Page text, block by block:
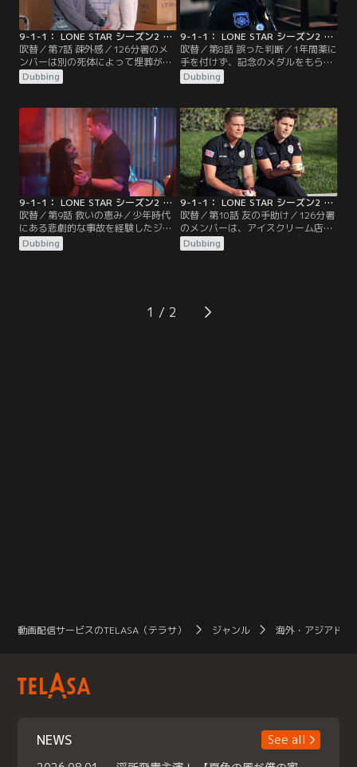
事態に直面。
9-1-1： LONE STAR シーズン2 第07話／吹替
吹替／第7話 疎外感／126分署のメ
ンバーは別の死体によって埋葬が台
無しになった葬儀場、さらにMRIが
故障した病院に到着する。グウィン
オーウェンは家に居場所がないよう
に感じるのだった。そしてベガ家で
は、夫チャールズがワンオペで家庭
を切り盛りするようになると、トミ
ーも疎外感を感じるように。
Dubbing
9-1-1： LONE STAR シーズン2 第08話／吹替
吹替／第8話 誤った判断／1年間薬に
手を付けず、記念のメダルをもらっ
たTKは同僚や家族と祝うことに。皆
に感謝の気持ちを伝えるスピーチ
が…。そんな中、脅されているとい
う銀行強盗の話を信じて、その男を
逃がしてしまったカルロスは停職処
分となってしまう。
Dubbing
9-1-1： LONE STAR シーズン2 第09話／吹替
吹替／第9話 救いの恵み／少年時代
にある悲劇的な事故を経験したジャ
ッド。その事故で友人を亡くし、心
に深い傷を負ったジャッドは、消防
となるグレースと出会う。そして現
在、グレースを乗せ父親のところに
Dubbing
9-1-1： LONE STAR シーズン2 第10話／吹替
吹替／第10話 友の手助け／126分署
のメンバーは、アイスクリーム店で
起きた流血の惨事、そして自身の誕
生日パーティーでいなくなってしま
人が起こしたガス爆発で家を失った
マテオは、しばらくオーウェンの家
Dubbing
1
動画配信サービスのTELASA（テラサ） ジャンル 海外・アジアドラ
NEWS
See all